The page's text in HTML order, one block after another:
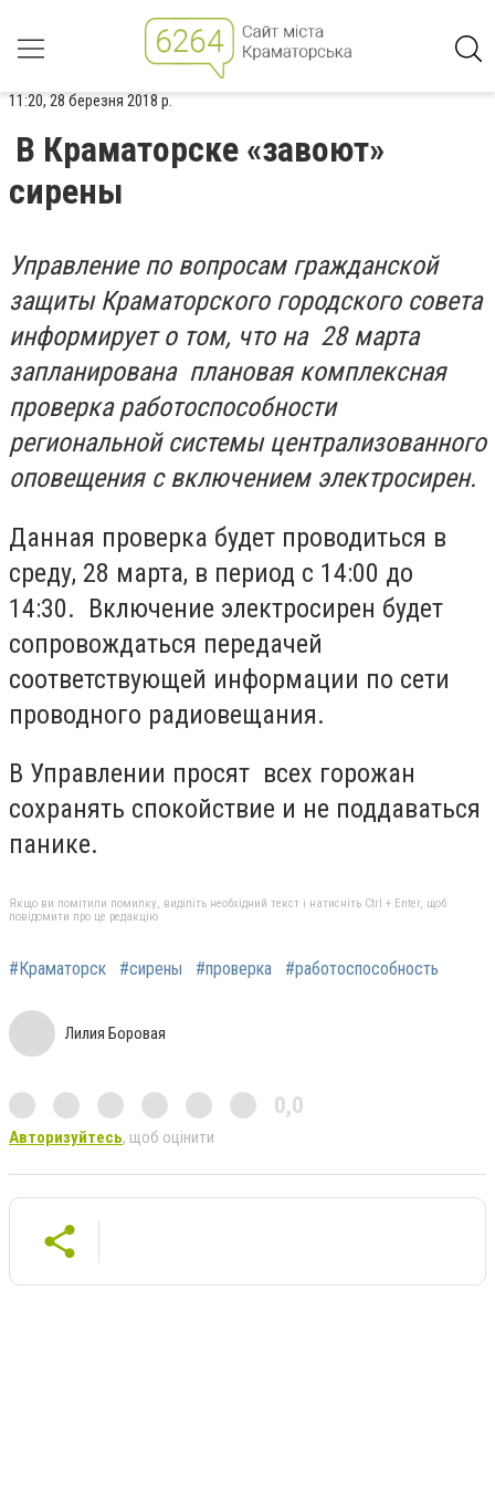
11:20, 28 березня 2018 р.
В Краматорске «завоют»
сирены
Управление по вопросам гражданской
защиты Краматорского городского совета
информирует о том, что на 28 марта
запланирована плановая комплексная
проверка работоспособности
региональной системы централизованного
оповещения с включением электросирен.
Данная проверка будет проводиться в
среду, 28 марта, в период с 14:00 до
14:30. Включение электросирен будет
сопровождаться передачей
соответствующей информации по сети
проводного радиовещания.
В Управлении просят всех горожан
сохранять спокойствие и не поддаваться
панике.
Якщо ви помітили помилку, виділіть необхідний текст і натисніть Ctrl + Enter, щоб
повідомити про це редакцію
#Краматорск #сирены #проверка #работоспособность
Лилия Боровая
0,0
Авторизуйтесь, щоб оцінити